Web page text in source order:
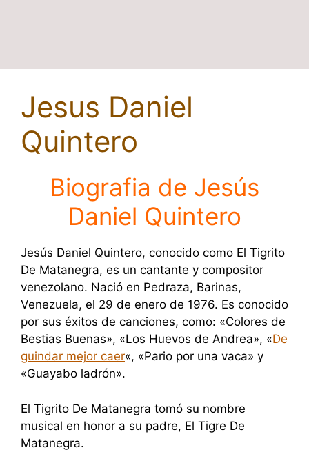
Jesus Daniel
Quintero
Biografia de Jesús
Daniel Quintero
Jesús Daniel Quintero, conocido como El Tigrito
De Matanegra, es un cantante y compositor
venezolano. Nació en Pedraza, Barinas,
Venezuela, el 29 de enero de 1976. Es conocido
por sus éxitos de canciones, como: «Colores de
Bestias Buenas», «Los Huevos de Andrea», «De
guindar mejor caer«, «Pario por una vaca» y
«Guayabo ladrón».
El Tigrito De Matanegra tomó su nombre
musical en honor a su padre, El Tigre De
Matanegra.